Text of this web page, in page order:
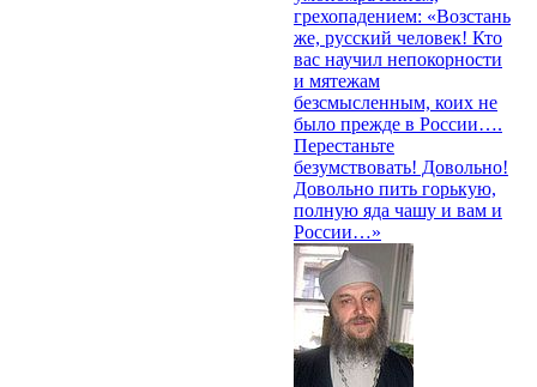
грехопадением: «Возстань
же, русский человек! Кто
вас научил непокорности
и мятежам
безсмысленным, коих не
было прежде в России….
Перестаньте
безумствовать! Довольно!
Довольно пить горькую,
полную яда чашу и вам и
России…»